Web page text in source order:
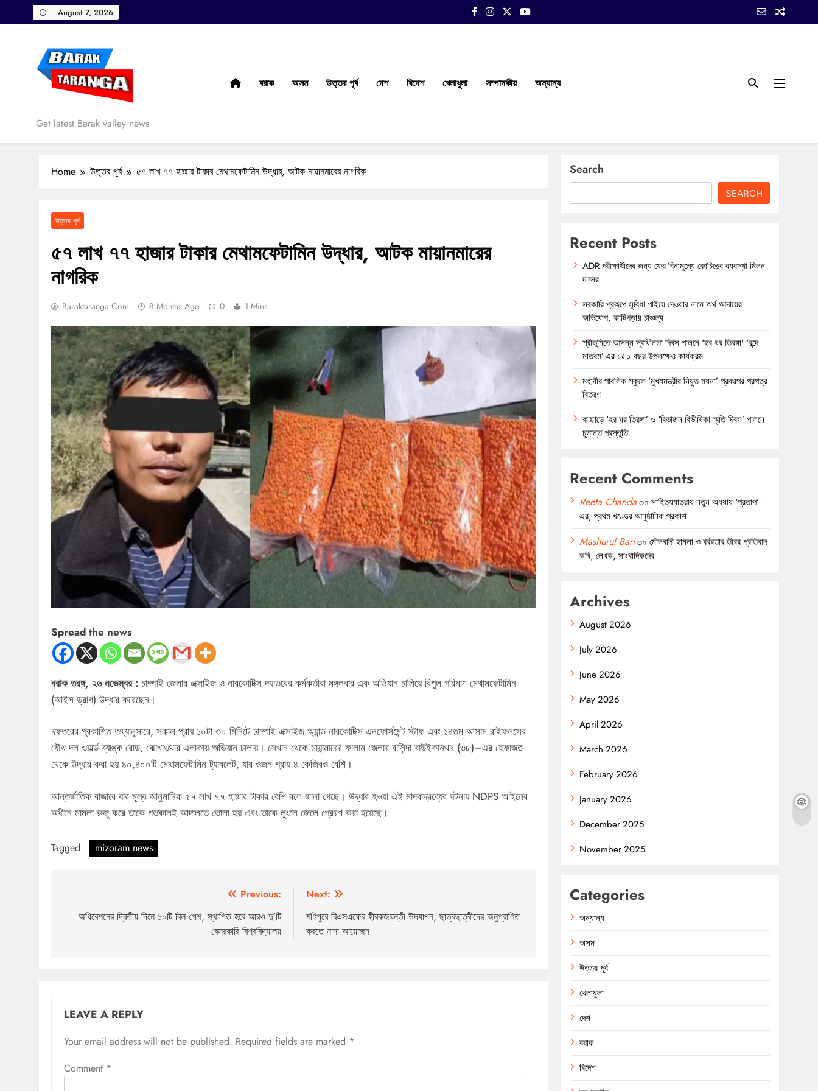
to
August 7, 2026
Barak Taranga
Get latest Barak valley news
বরাক অসম উত্তর পূর্ব দেশ বিদেশ খেলাধুলা সম্পাদকীয় অন্যান্য
Home উত্তর পূর্ব ৫৭ লাখ ৭৭ হাজার টাকার মেথামফেটামিন উদ্ধার, আটক মায়ানমারের নাগরিক
উত্তর পূর্ব
৫৭ লাখ ৭৭ হাজার টাকার মেথামফেটামিন উদ্ধার, আটক মায়ানমারের
নাগরিক
Baraktaranga.com 8 Months Ago 0 1 Mins
Spread the news
বরাক তরঙ্গ, ২৬ নভেম্বর : চাম্পাই জেলার এক্সাইজ ও নারকোটিক্স দফতরের কর্মকর্তারা মঙ্গলবার এক অভিযান চালিয়ে বিপুল পরিমাণ মেথামফেটামিন
(আইস ড্রাগ) উদ্ধার করেছেন।
দফতরের প্রকাশিত তথ্যানুসারে, সকাল প্রায় ১০টা ৩০ মিনিটে চাম্পাই এক্সাইজ অ্যান্ড নারকোটিক্স এনফোর্সমেন্ট স্টাফ এবং ১৪তম আসাম রাইফলসের
যৌথ দল ওয়ার্ল্ড ব্যাঙ্ক রোড, ঝোখাওথার এলাকায় অভিযান চালায়। সেখান থেকে মায়ান্মারের ফালাম জেলার বাসিন্দা বাউইকানথাং (৩৮)–এর হেফাজত
থেকে উদ্ধার করা হয় ৪০,৪০০টি মেথামফেটামিন ট্যাবলেট, যার ওজন প্রায় ৪ কেজিরও বেশি।
আন্তর্জাতিক বাজারে যার মূল্য আনুমানিক ৫৭ লাখ ৭৭ হাজার টাকার বেশি বলে জানা গেছে। উদ্ধার হওয়া এই মাদকদ্রব্যের ঘটনায় NDPS আইনের
অধীনে মামলা রুজু করে তাকে গতকালই আদালতে তোলা হয় এবং তাকে লুংলে জেলে প্রেরণ করা হয়েছে।
Tagged: mizoram news
navigation
Previous:
অধিবেশনের দ্বিতীয় দিনে ১০টি বিল পেশ, স্থাপিত হবে আরও দু’টি
বেসরকারি বিশ্ববিদ্যালয়
Next:
মণিপুরে বিএসএফের হীরকজয়ন্তী উদযাপন, ছাত্রছাত্রীদের অনুপ্রাণিত
করতে নানা আয়োজন
LEAVE A REPLY
Your email address will not be published. Required fields are marked *
Comment *
Search
SEARCH
Recent Posts
ADR পরীক্ষার্থীদের জন্য ফের বিনামূল্যে কোচিঙের ব্যবস্থা মিলন
দাসের
সরকারি প্রকল্পে সুবিধা পাইয়ে দেওয়ার নামে অর্থ আদায়ের
অভিযোগ, কাটিগড়ায় চাঞ্চল্য
শ্রীভূমিতে আসন্ন স্বাধীনতা দিবস পালনে ‘হর ঘর তিরঙ্গা’ ‘বন্দে
মাতরম’-এর ১৫০ বছর উপলক্ষেও কার্যক্রম
মহাবীর পাবলিক স্কুলে ‘মুখ্যমন্ত্রীর নিযুত ময়না’ প্রকল্পের প্রপত্র
বিতরণ
কাছাড়ে ‘হর ঘর তিরঙ্গা’ ও ‘বিভাজন বিভীষিকা স্মৃতি দিবস’ পালনে
চূড়ান্ত প্রস্তুতি
Recent Comments
Reeta Chandaonসাহিত্যযাত্রায় নতুন অধ্যায় ‘প্রতাপ’-
এর, প্রথম খণ্ডের আনুষ্ঠানিক প্রকাশ
Mashurul Barionমৌলবাদী হামলা ও বর্বরতার তীব্র প্রতিবাদ
কবি, লেখক, সাংবাদিকদের
Archives
August 2026
July 2026
June 2026
May 2026
April 2026
March 2026
February 2026
January 2026
December 2025
November 2025
Categories
অন্যান্য
অসম
উত্তর পূর্ব
খেলাধুলা
দেশ
বরাক
বিদেশ